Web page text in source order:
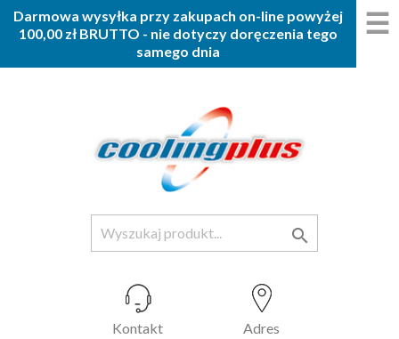
Darmowa wysyłka przy zakupach on-line powyżej
100,00 zł BRUTTO - nie dotyczy doręczenia tego
samego dnia

☰
Kontakt Adres